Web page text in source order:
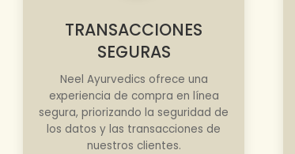
TRANSACCIONES
SEGURAS
Neel Ayurvedics ofrece una
experiencia de compra en línea
segura, priorizando la seguridad de
los datos y las transacciones de
nuestros clientes.